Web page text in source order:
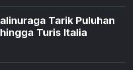
Tarik Puluhan
Turis Italia